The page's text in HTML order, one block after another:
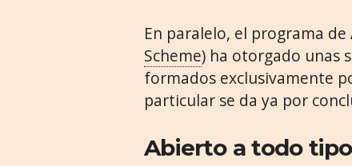
En paralelo, el programa de
Scheme) ha otorgado unas
formados exclusivamente
particular se da ya por
Abierto a todo